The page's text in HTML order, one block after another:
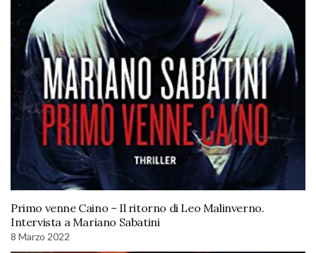
Primo venne Caino – Il ritorno di Leo Malinverno.
Intervista a Mariano Sabatini
8 Marzo 2022